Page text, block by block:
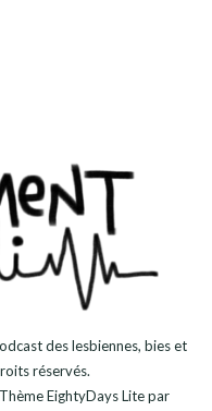
des lesbiennes, bies et
réservés.
EightyDays Litepar